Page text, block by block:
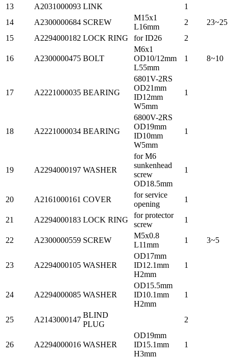
13
A2031000093 LINK
1
14
A2300000684 SCREW
M15x1
L16mm
2
23~25
15
A2294000182 LOCK RING for ID26 2
16 A2300000475 BOLT
M6x1
OD10/12mm
L55mm
1 8~10
17 A2221000035 BEARING
6801V-2RS
OD21mm
ID12mm
W5mm
1
18 A2221000034 BEARING
6800V-2RS
OD19mm
ID10mm
W5mm
1
19 A2294000197 WASHER
for M6
sunkenhead
screw
OD18.5mm
1
20 A2161000161 COVER
for service
opening
1
21 A2294000183 LOCK RING
for protector
screw
1
22 A2300000559 SCREW
M5x0.8
L11mm
1 3~5
23 A2294000105 WASHER
OD17mm
ID12.1mm
H2mm
1
24 A2294000085 WASHER
OD15.5mm
ID10.1mm
H2mm
1
25 A2143000147
BLIND
PLUG
2
26 A2294000016 WASHER
OD19mm
ID15.1mm
H3mm
1